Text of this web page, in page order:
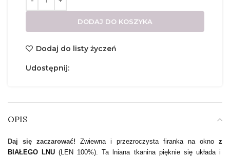
DODAJ DO KOSZYKA
Dodaj do listy życzeń
Udostępnij:
OPIS
Daj się zaczarować! Zwiewna i przezroczysta firanka na okno z
BIAŁEGO LNU (LEN 100%). Ta lniana tkanina pięknie się układa i